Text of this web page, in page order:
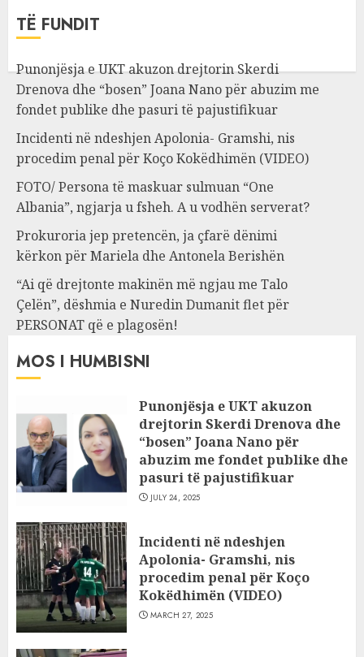
TË FUNDIT
Punonjësja e UKT akuzon drejtorin Skerdi
Drenova dhe “bosen” Joana Nano për abuzim me
fondet publike dhe pasuri të pajustifikuar
Incidenti në ndeshjen Apolonia- Gramshi, nis
procedim penal për Koço Kokëdhimën (VIDEO)
FOTO/ Persona të maskuar sulmuan “One
Albania”, ngjarja u fsheh. A u vodhën serverat?
Prokuroria jep pretencën, ja çfarë dënimi
kërkon për Mariela dhe Antonela Berishën
“Ai që drejtonte makinën më ngjau me Talo
Çelën”, dëshmia e Nuredin Dumanit flet për
PERSONAT që e plagosën!
MOS I HUMBISNI
Punonjësja e UKT akuzon
drejtorin Skerdi Drenova dhe
“bosen” Joana Nano për
abuzim me fondet publike dhe
pasuri të pajustifikuar
JULY 24, 2025
Incidenti në ndeshjen
Apolonia- Gramshi, nis
procedim penal për Koço
Kokëdhimën (VIDEO)
MARCH 27, 2025